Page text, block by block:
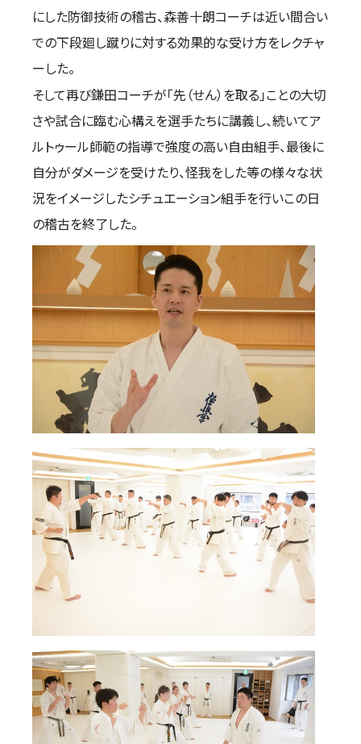
にした防御技術の稽古、森善十朗コーチは近い間合い
での下段廻し蹴りに対する効果的な受け方をレクチャ
ーした。
そして再び鎌田コーチが「先（せん）を取る」ことの大切
さや試合に臨む心構えを選手たちに講義し、続いてア
ルトゥール師範の指導で強度の高い自由組手、最後に
自分がダメージを受けたり、怪我をした等の様々な状
況をイメージしたシチュエーション組手を行いこの日
の稽古を終了した。